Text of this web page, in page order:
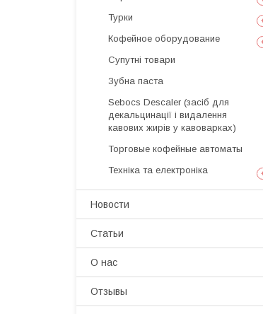
Турки
Кофейное оборудование
Супутні товари
Зубна паста
Sebocs Descaler (засіб для
декальцинації і видалення
кавових жирів у кавоварках)
Торговые кофейные автоматы
Техніка та електроніка
Новости
Статьи
О нас
Отзывы